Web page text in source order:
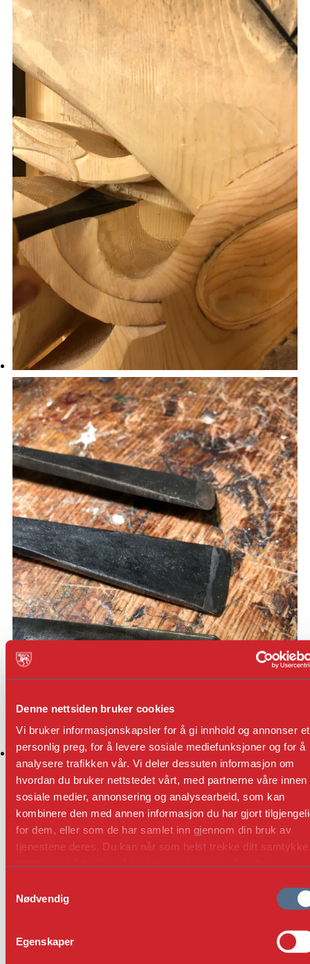
Denne nettsiden bruker cookies
Vi bruker informasjonskapsler for å gi innhold og annonser et
personlig preg, for å levere sosiale mediefunksjoner og for å
analysere trafikken vår. Vi deler dessuten informasjon om
hvordan du bruker nettstedet vårt, med partnerne våre innen
sosiale medier, annonsering og analysearbeid, som kan
kombinere den med annen informasjon du har gjort
for dem, eller som de har samlet inn gjennom din bruk av
tjenestene deres. Du kan når som helst trekke ditt
Nødvendig
Egenskaper